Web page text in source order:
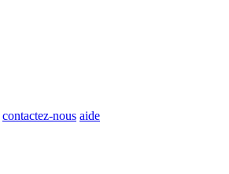
contactez-nous aide